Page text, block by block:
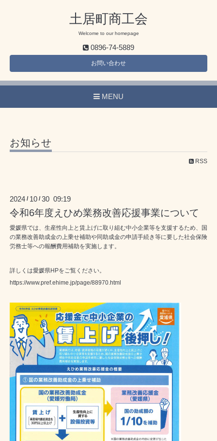
土居町商工会
Welcome to our homepage
0896-74-5889
お問い合わせ
MENU
お知らせ
RSS
2024 / 10 /30 09:19
令和6年度えひめ業務改善応援事業について
愛媛県では、生産性向上と賃上げに取り組む中小企業等を支援するため、国
の業務改善助成金の上乗せ補助や同助成金の申請手続き等に要した社会保険
労務士等への報酬費用補助を実施します。
詳しくは愛媛県HPをご覧ください。
https://www.pref.ehime.jp/page/88970.html